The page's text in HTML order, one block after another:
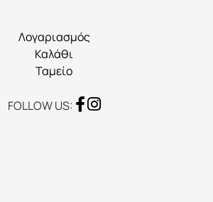
Λογαριασμός
Καλάθι
Ταμείο
FOLLOW US: